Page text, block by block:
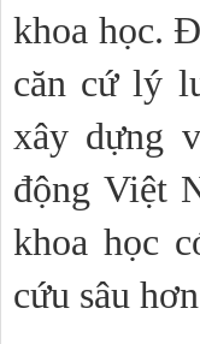
khoa học.
căn cứ lý
xây dựng
động Việt
khoa học
cứu sâu